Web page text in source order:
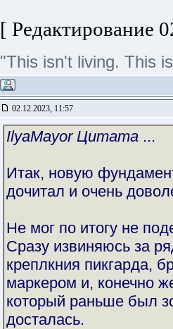
[ Редактирование
"This isn't living. This
02.12.2023, 11:57
IlyaMayor Цитата ...
Итак, новую
дочитал и очень
Не мог по итогу не
Сразу извиняюсь за
креплкния пикгарда,
маркером и, конечно
который раньше был
досталась.